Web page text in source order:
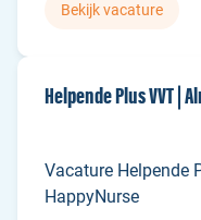
Bekijk vacature
Helpende Plus VVT |
Vacature Helpende
HappyNurse